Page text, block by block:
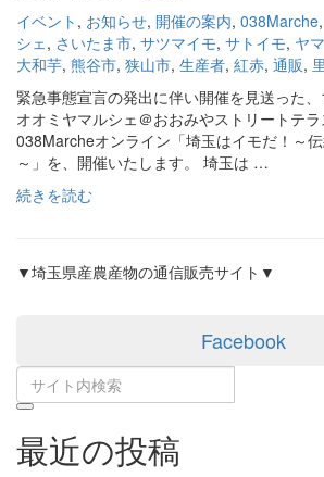
イベント , お知らせ, 開催の案内, 038Marche,
シェ, さいたま市, サツマイモ, サトイモ, ヤ
大和芋, 熊谷市, 狭山市, 生産者, 紅赤, 通販,
緊急事態宣言の発出に伴い開催を見送った
オオミヤマルシェ＠おおみやストリートテラ
038Marcheオンライン「埼玉はイモだ！～
～」を、開催いたします。 埼玉は …
続きを読む
▼埼玉県産農産物の通信販売サイト▼
Facebook
最近の投稿